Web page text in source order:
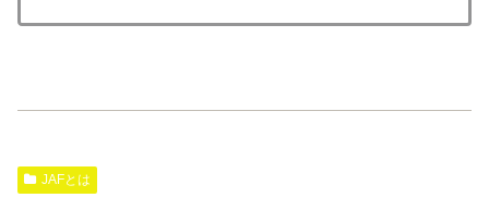
JAFとは